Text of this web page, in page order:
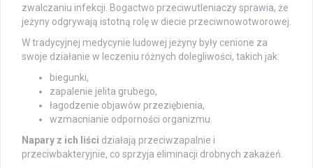
zwalczaniu infekcji. Bogactwo przeciwutleniaczy sprawia, że
jeżyny odgrywają istotną rolę w diecie przeciwnowotworowej.
W tradycyjnej medycynie ludowej jeżyny były cenione za
swoje działanie w leczeniu różnych dolegliwości, takich jak:
biegunki,
zapalenie jelita grubego,
łagodzenie objawów przeziębienia,
wzmacnianie odporności organizmu.
Napary z ich liści działają przeciwzapalnie i
przeciwbakteryjnie, co sprzyja eliminacji drobnych zakażeń.